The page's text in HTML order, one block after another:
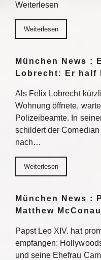
Weiterlesen
Weiterlesen
München News :
Lobrecht: Er half
Als Felix Lobrecht
Wohnung öffnete,
Polizeibeamte. In
schildert der
nach…
Weiterlesen
München News :
Matthew
Papst Leo XIV. hat
empfangen:
und seine Ehefrau